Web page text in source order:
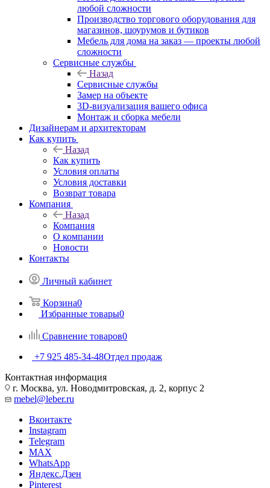
любой сложности
Производство торгового оборудования для
магазинов, шоурумов и бутиков
Мебель для дома на заказ — проекты любой
сложности
Сервисные службы
Назад
Сервисные службы
Замер на объекте
3D-визуализация вашего офиса
Монтаж и сборка мебели
Дизайнерам и архитекторам
Как купить
Назад
Как купить
Условия оплаты
Условия доставки
Возврат товара
Компания
Назад
Компания
О компании
Новости
Контакты
Личный кабинет
Корзина0
Избранные товары0
Сравнение товаров0
+7 925 485-34-48Отдел продаж
Контактная информация
г. Москва, ул. Новодмитровская, д. 2, корпус 2
mebel@leber.ru
Вконтакте
Instagram
Telegram
MAX
WhatsApp
Яндекс.Дзен
Pinterest